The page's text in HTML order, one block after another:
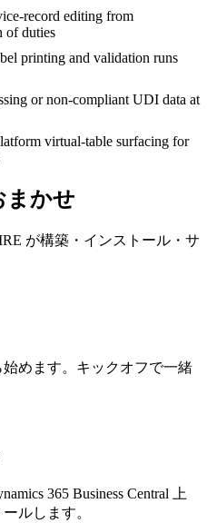
record editing from
of duties
printing and validation runs
or non-compliant UDI data at
virtual-table surfacing for
まかせ
が構築・インストール・サ
めます。キックオフで一緒
365 Business Central 上
ルします。